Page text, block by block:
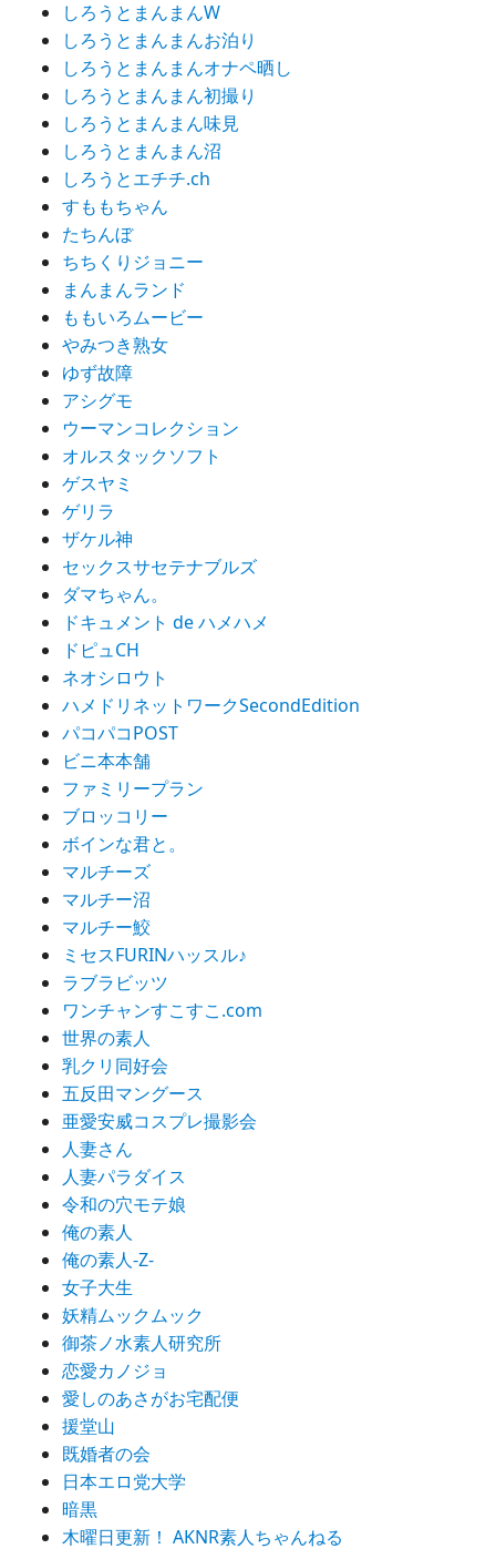
しろうとまんまんW
しろうとまんまんお泊り
しろうとまんまんオナペ晒し
しろうとまんまん初撮り
しろうとまんまん味見
しろうとまんまん沼
しろうとエチチ.ch
すももちゃん
たちんぼ
ちちくりジョニー
まんまんランド
ももいろムービー
やみつき熟女
ゆず故障
アシグモ
ウーマンコレクション
オルスタックソフト
ゲスヤミ
ゲリラ
ザケル神
セックスサセテナブルズ
ダマちゃん。
ドキュメント de ハメハメ
ドピュCH
ネオシロウト
ハメドリネットワークSecondEdition
パコパコPOST
ビニ本本舗
ファミリープラン
ブロッコリー
ボインな君と。
マルチーズ
マルチー沼
マルチー鮫
ミセスFURINハッスル♪
ラブラビッツ
ワンチャンすこすこ.com
世界の素人
乳クリ同好会
五反田マングース
亜愛安威コスプレ撮影会
人妻さん
人妻パラダイス
令和の穴モテ娘
俺の素人
俺の素人-Z-
女子大生
妖精ムックムック
御茶ノ水素人研究所
恋愛カノジョ
愛しのあさがお宅配便
援堂山
既婚者の会
日本エロ党大学
暗黒
木曜日更新！ AKNR素人ちゃんねる